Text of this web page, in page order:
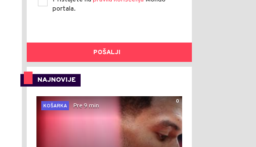
portala.
POŠALJI
NAJNOVIJE
0
KOŠARKA
Pre 9 min